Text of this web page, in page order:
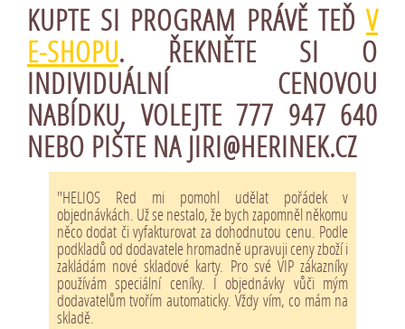
KUPTE SI PROGRAM PRÁVĚ TEĎ V
E-SHOPU. ŘEKNĚTE SI O
INDIVIDUÁLNÍ CENOVOU
NABÍDKU, VOLEJTE 777 947 640
NEBO PIŠTE NA JIRI@HERINEK.CZ
"HELIOS Red mi pomohl udělat pořádek v
objednávkách. Už se nestalo, že bych zapomněl někomu
něco dodat či vyfakturovat za dohodnutou cenu. Podle
podkladů od dodavatele hromadně upravuji ceny zboží i
zakládám nové skladové karty. Pro své VIP zákazníky
používám speciální ceníky. I objednávky vůči mým
dodavatelům tvořím automaticky. Vždy vím, co mám na
skladě.